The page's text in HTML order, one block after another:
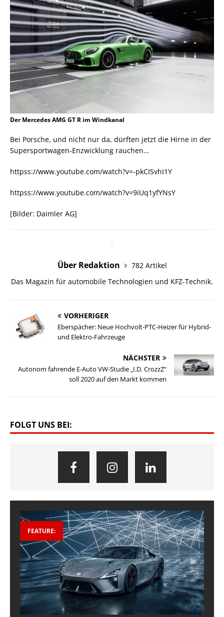
Der Mercedes AMG GT R im Windkanal
Bei Porsche, und nicht nur da, dürften jetzt die Hirne in der
Supersportwagen-Enzwicklung rauchen…
httpss://www.youtube.com/watch?v=-pkCISvhI1Y
httpss://www.youtube.com/watch?v=9iUq1yfYNsY
[Bilder: Daimler AG]
Über Redaktion
782 Artikel
Das Magazin für automobile Technologien und KFZ-Technik.
VORHERIGER
Eberspächer: Neue Hochvolt-PTC-Heizer für Hybrid-
und Elektro-Fahrzeuge
NÄCHSTER
Autonom fahrende E-Auto VW-Studie „I.D. CrozzZ“
soll 2020 auf den Markt kommen
FOLGT UNS BEI:
FEATURE: